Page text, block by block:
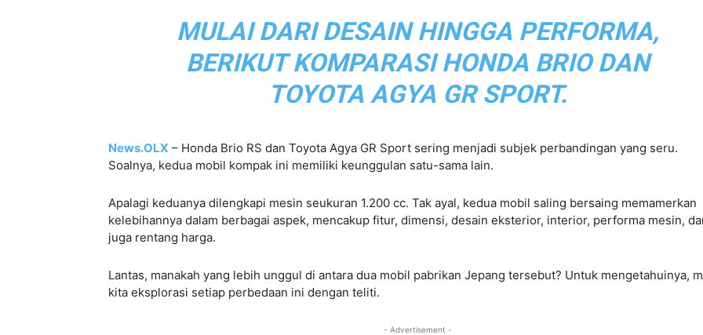
MULAI DARI DESAIN HINGGA PERFORMA,
BERIKUT KOMPARASI HONDA BRIO DAN
TOYOTA AGYA GR SPORT.
News.OLX – Honda Brio RS dan Toyota Agya GR Sport sering menjadi subjek perbandingan yang seru.
Soalnya, kedua mobil kompak ini memiliki keunggulan satu-sama lain.
Apalagi keduanya dilengkapi mesin seukuran 1.200 cc. Tak ayal, kedua mobil saling bersaing memamerkan
kelebihannya dalam berbagai aspek, mencakup fitur, dimensi, desain eksterior, interior, performa mesin,
juga rentang harga.
Lantas, manakah yang lebih unggul di antara dua mobil pabrikan Jepang tersebut? Untuk mengetahuinya,
kita eksplorasi setiap perbedaan ini dengan teliti.
- Advertisement -